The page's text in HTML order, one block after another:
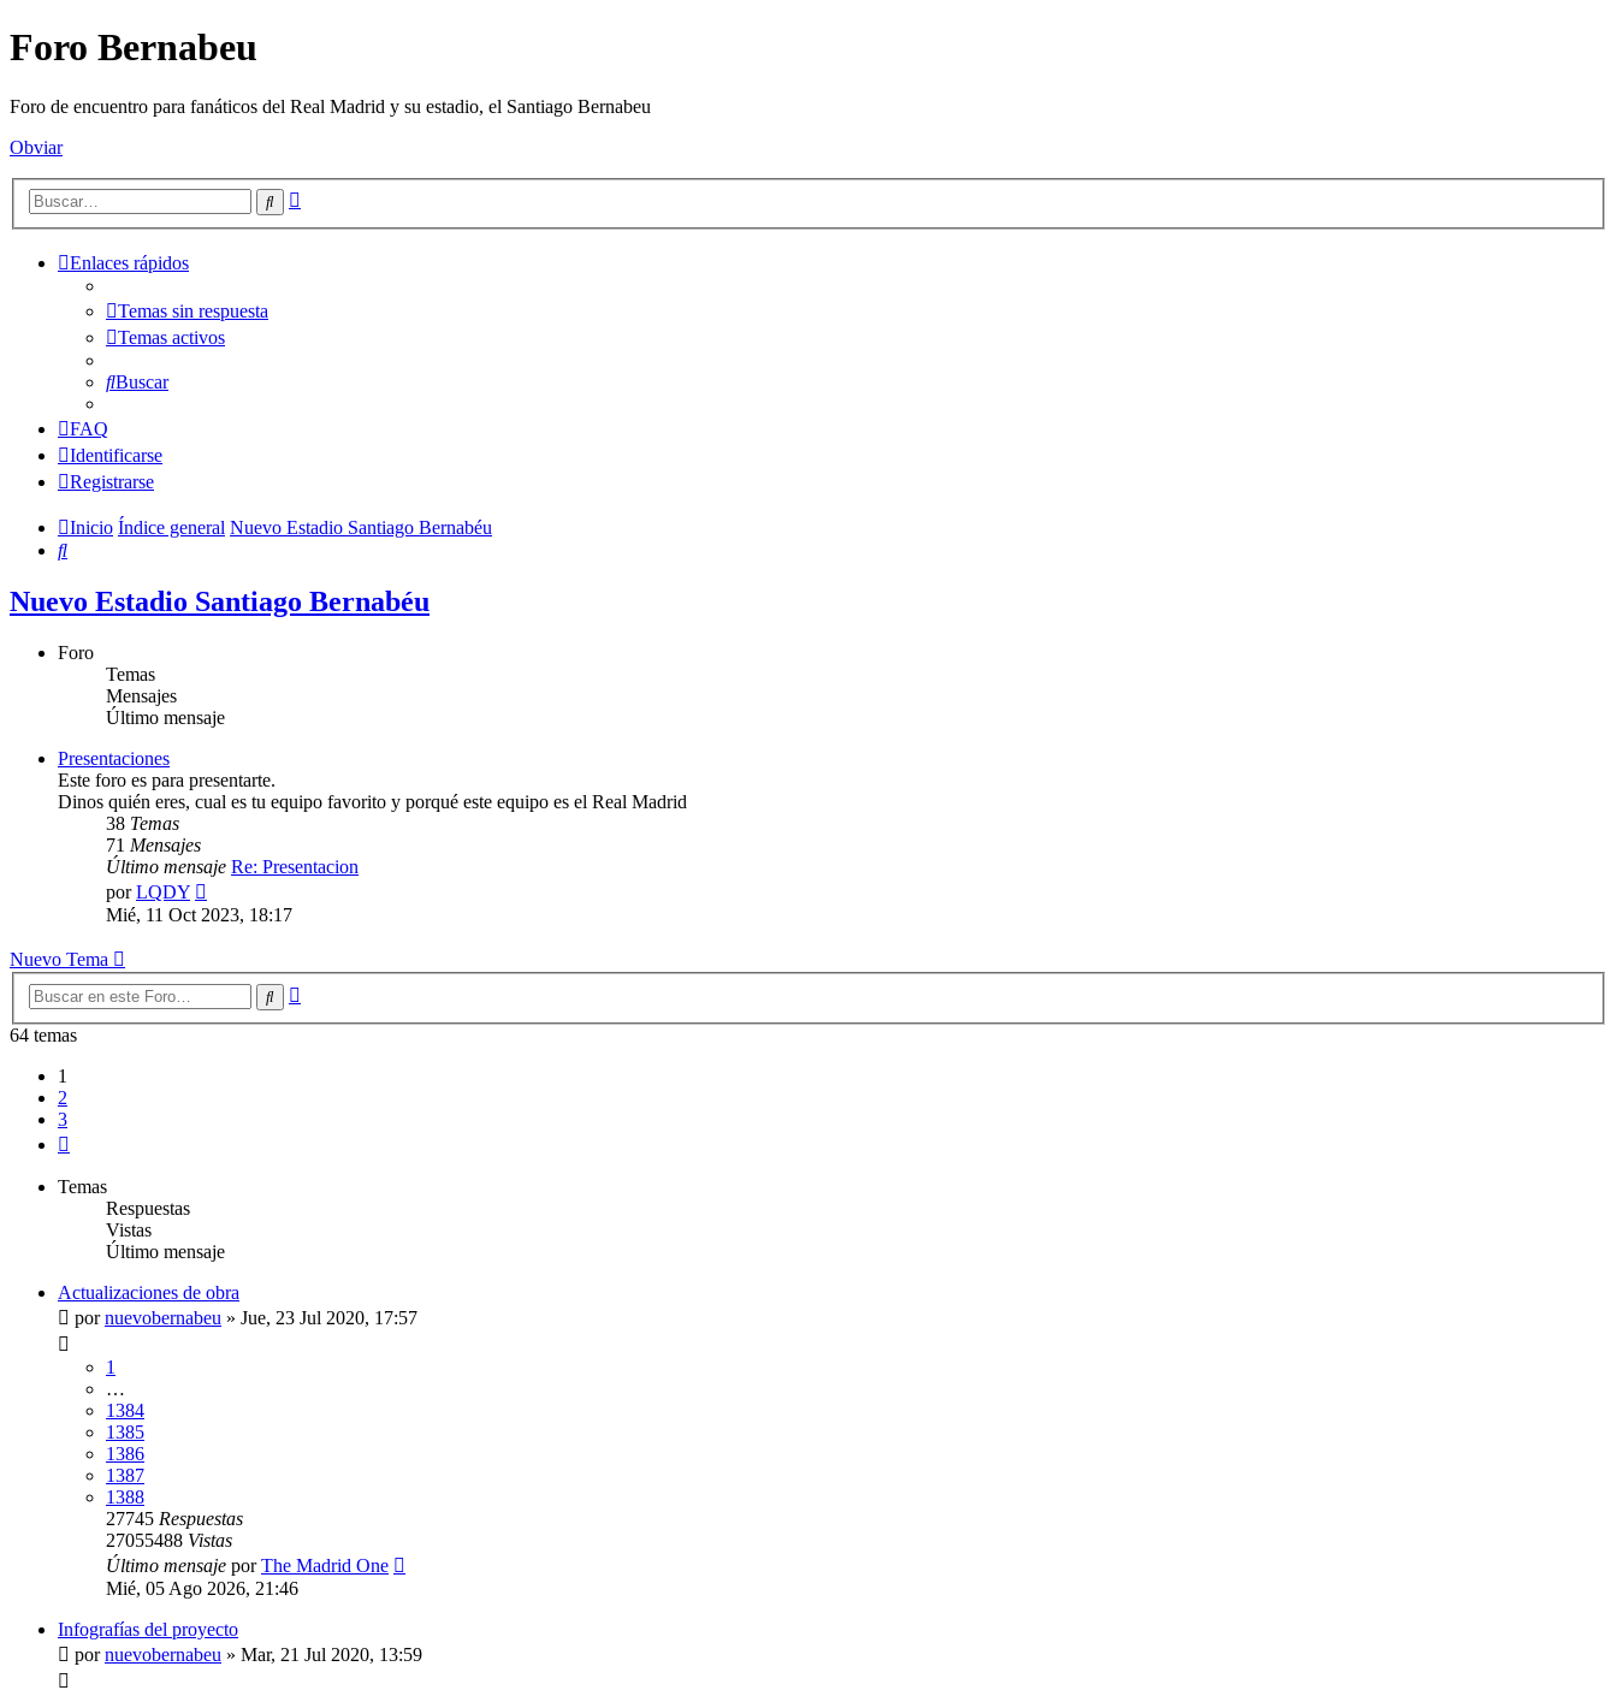
Foro Bernabeu
Foro de encuentro para fanáticos del Real Madrid y su estadio, el Santiago Bernabeu
Obviar
Buscar
Enlaces rápidos
Temas sin respuesta
Temas activos
Buscar
FAQ
Identificarse
Registrarse
Inicio Índice general Nuevo Estadio Santiago Bernabéu
Buscar
Nuevo Estadio Santiago Bernabéu
Foro
Temas
Mensajes
Último mensaje
Presentaciones
Este foro es para presentarte.
Dinos quién eres, cual es tu equipo favorito y porqué este equipo es el Real Madrid
38 Temas
71 Mensajes
Último mensaje Re: Presentacion
porLQDY
último
mensaje
Mié, 11 Oct 2023, 18:17
Nuevo Tema
Buscar
64 temas
1
2
3
Temas
Respuestas
Vistas
Último mensaje
Actualizaciones de obra
pornuevobernabeu » Jue, 23 Jul 2020, 17:57
1
…
1384
1385
1386
1387
1388
27745 Respuestas
27055488 Vistas
Último mensaje porThe Madrid One
Mié, 05 Ago 2026, 21:46
Infografías del proyecto
pornuevobernabeu » Mar, 21 Jul 2020, 13:59